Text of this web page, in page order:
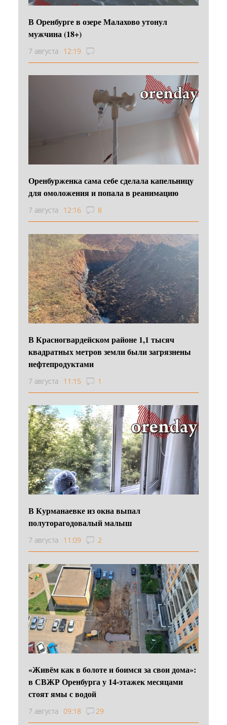
В Оренбурге в озере Малахово утонул
мужчина (18+)
7 августа 12:19
Оренбурженка сама себе сделала капельницу
для омоложения и попала в реанимацию
7 августа 12:16 8
В Красногвардейском районе 1,1 тысяч
квадратных метров земли были загрязнены
нефтепродуктами
7 августа 11:15 1
В Курманаевке из окна выпал
полуторагодовалый малыш
7 августа 11:09 2
«Живём как в болоте и боимся за свои дома»:
в СВЖР Оренбурга у 14-этажек месяцами
стоят ямы с водой
7 августа 09:18 29